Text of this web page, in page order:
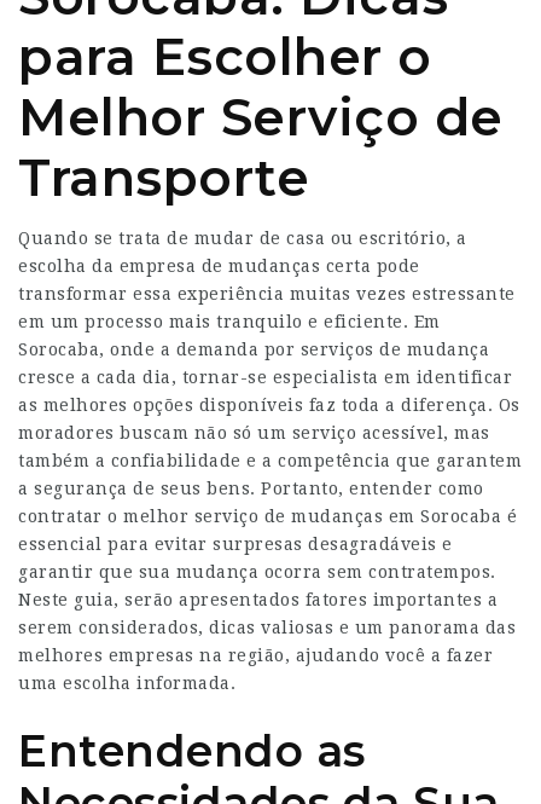
para Escolher o
Melhor Serviço de
Transporte
Quando se trata de mudar de casa ou escritório, a
escolha da empresa de mudanças certa pode
transformar essa experiência muitas vezes estressante
em um processo mais tranquilo e eficiente. Em
Sorocaba, onde a demanda por serviços de mudança
cresce a cada dia, tornar-se especialista em identificar
as melhores opções disponíveis faz toda a diferença. Os
moradores buscam não só um serviço acessível, mas
também a confiabilidade e a competência que garantem
a segurança de seus bens. Portanto, entender como
contratar o melhor serviço de mudanças em Sorocaba é
essencial para evitar surpresas desagradáveis e
garantir que sua mudança ocorra sem contratempos.
Neste guia, serão apresentados fatores importantes a
serem considerados, dicas valiosas e um panorama das
melhores empresas na região, ajudando você a fazer
uma escolha informada.
Entendendo as